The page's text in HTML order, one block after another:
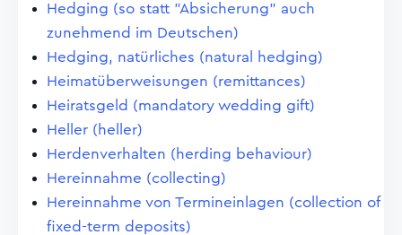
Hedging (so statt "Absicherung" auch
zunehmend im Deutschen)
Hedging, natürliches (natural hedging)
Heimatüberweisungen (remittances)
Heiratsgeld (mandatory wedding gift)
Heller (heller)
Herdenverhalten (herding behaviour)
Hereinnahme (collecting)
Hereinnahme von Termineinlagen (collection of
fixed-term deposits)